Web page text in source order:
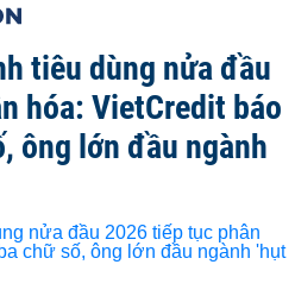
tiêu dùng nửa đầu
hóa: VietCredit báo
ông lớn đầu ngành